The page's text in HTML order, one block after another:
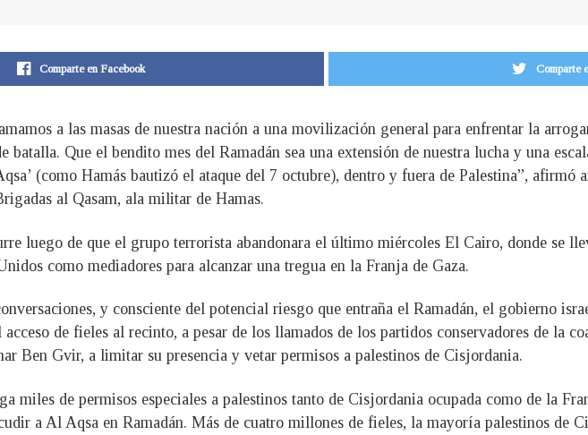
Comparte en Facebook Comparte
a las masas de nuestra nación a una movilización general para enfrentar la
batalla. Que el bendito mes del Ramadán sea una extensión de nuestra lucha y una
(como Hamás bautizó el ataque del 7 octubre), dentro y fuera de Palestina”, afirmó
al Qasam, ala militar de Hamas.
luego de que el grupo terrorista abandonara el último miércoles El Cairo, donde se
como mediadores para alcanzar una tregua en la Franja de Gaza.
y consciente del potencial riesgo que entraña el Ramadán, el gobierno
de fieles al recinto, a pesar de los llamados de los partidos conservadores de la
Ben Gvir, a limitar su presencia y vetar permisos a palestinos de Cisjordania.
miles de permisos especiales a palestinos tanto de Cisjordania ocupada como de la
a Al Aqsa en Ramadán. Más de cuatro millones de fieles, la mayoría palestinos de